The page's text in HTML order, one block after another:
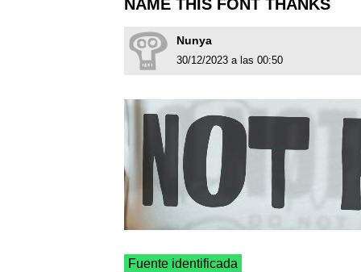
NAME THIS FONT THANKS
Nunya
30/12/2023 a las 00:50
Fuente identificada